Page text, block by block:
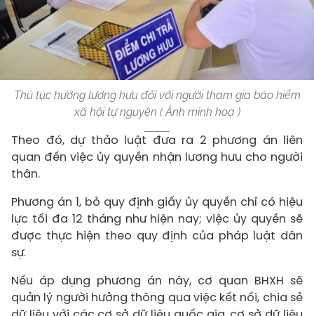
Thủ tục hưởng lương hưu đối với người tham gia bảo hiểm
xã hội tự nguyện ( Ảnh minh hoạ )
Theo đó, dự thảo luật đưa ra 2 phương án liên
quan đến việc ủy quyền nhận lương hưu cho người
thân.
Phương án 1, bỏ quy định giấy ủy quyền chỉ có hiệu
lực tối đa 12 tháng như hiện nay; việc ủy quyền sẽ
được thực hiện theo quy định của pháp luật dân
sự.
Nếu áp dụng phương án này, cơ quan BHXH sẽ
quản lý người hưởng thông qua việc kết nối, chia sẻ